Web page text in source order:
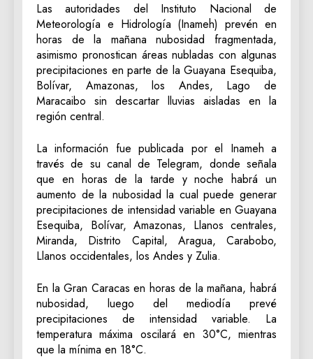
Las autoridades del Instituto Nacional de
Meteorología e Hidrología (Inameh) prevén en
horas de la mañana nubosidad fragmentada,
asimismo pronostican áreas nubladas con algunas
precipitaciones en parte de la Guayana Esequiba,
Bolívar, Amazonas, los Andes, Lago de
Maracaibo sin descartar lluvias aisladas en la
región central.
La información fue publicada por el Inameh a
través de su canal de Telegram, donde señala
que en horas de la tarde y noche habrá un
aumento de la nubosidad la cual puede generar
precipitaciones de intensidad variable en Guayana
Esequiba, Bolívar, Amazonas, Llanos centrales,
Miranda, Distrito Capital, Aragua, Carabobo,
Llanos occidentales, los Andes y Zulia.
En la Gran Caracas en horas de la mañana, habrá
nubosidad, luego del mediodía prevé
precipitaciones de intensidad variable. La
temperatura máxima oscilará en 30°C, mientras
que la mínima en 18°C.